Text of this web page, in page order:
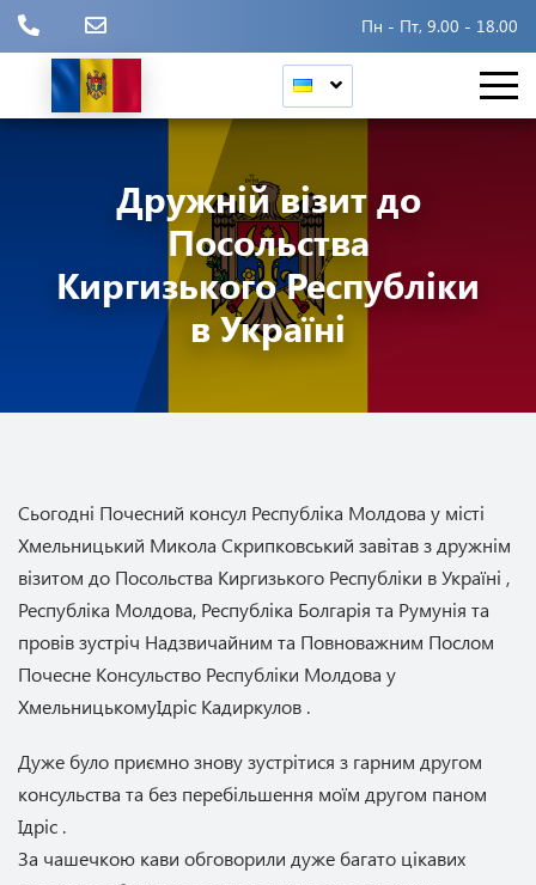
Пн - Пт, 9.00 - 18.00
Дружній візит до
Посольства
Киргизького Республіки
в Україні
Сьогодні Почесний консул Республіка Молдова у місті
Хмельницький Микола Скрипковський завітав з дружнім
візитом до Посольства Киргизького Республіки в Україні ,
Республіка Молдова, Республіка Болгарія та Румунія та
провів зустріч Надзвичайним та Повноважним Послом
Почесне Консульство Республіки Молдова у
ХмельницькомуІдріс Кадиркулов .
Дуже було приємно знову зустрітися з гарним другом
консульства та без перебільшення моїм другом паном
Ідріс .
За чашечкою кави обговорили дуже багато цікавих